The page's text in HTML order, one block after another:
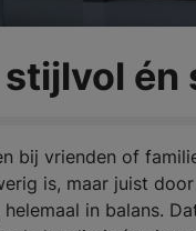
stijlvol
bij vrienden of
is, maar juist
in balans.